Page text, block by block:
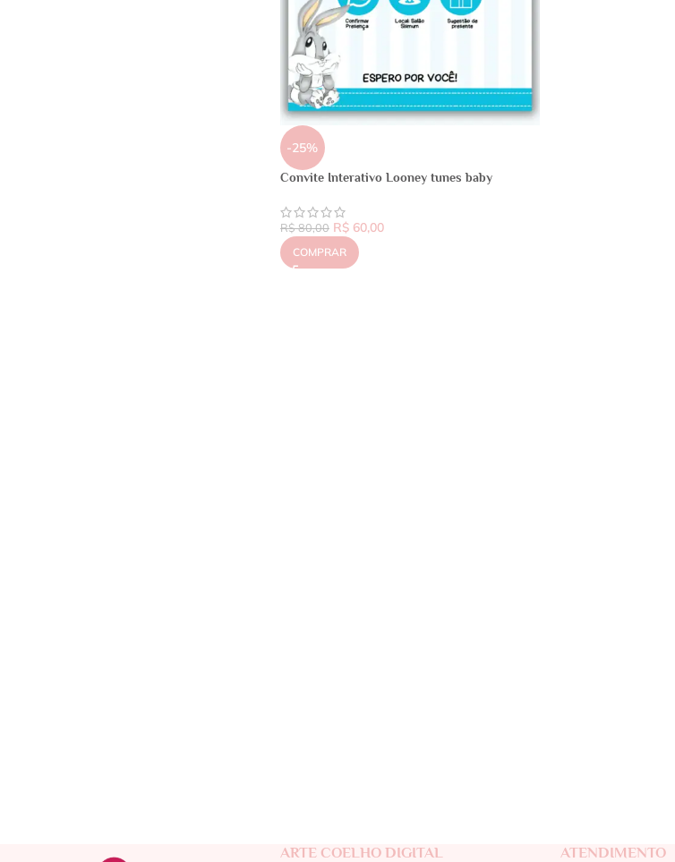
-25%
Convite Interativo Looney tunes baby
R$80,00 R$60,00
COMPRAR
ARTE COELHO DIGITAL ATENDIMENTO